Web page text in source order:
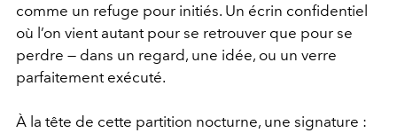
comme un refuge pour initiés. Un écrin confidentiel
où l’on vient autant pour se retrouver que pour se
perdre — dans un regard, une idée, ou un verre
parfaitement exécuté.
À la tête de cette partition nocturne, une signature :